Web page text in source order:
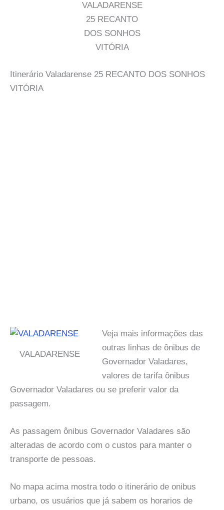
VALADARENSE
25 RECANTO
DOS SONHOS
VITÓRIA
Itinerário Valadarense 25 RECANTO DOS SONHOS
VITÓRIA
VALADARENSE
Veja mais informações das
outras linhas de ônibus de
Governador Valadares,
valores de tarifa ônibus
Governador Valadares ou se preferir valor da
passagem.
As passagem ônibus Governador Valadares são
alteradas de acordo com o custos para manter o
transporte de pessoas.
No mapa acima mostra todo o itinerário de onibus
urbano, os usuários que já sabem os horarios de